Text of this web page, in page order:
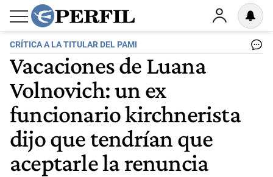
CRÍTICA A LA TITULAR DEL PAMI
Vacaciones de Luana
Volnovich: un ex
funcionario kirchnerista
dijo que tendrían que
aceptarle la renuncia